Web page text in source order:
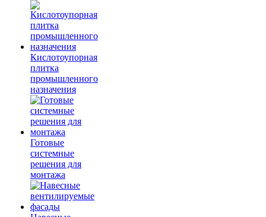
Кислотоупорная
плитка
промышленного
назначения
Готовые
системные
решения для
монтажа